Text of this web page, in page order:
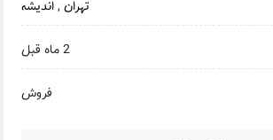
تهران,اندیشه
2 ماه قبل
فروش